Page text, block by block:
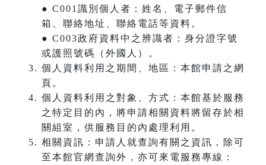
● C001識別個人者：姓名、電子郵件信
箱、聯絡地址、聯絡電話等資料。
● C003政府資料中之辨識者：身分證字號
或護照號碼（外國人）。
個人資料利用之期間、地區：本館申請之網
頁。
個人資料利用之對象、方式：本館基於服務
之特定目的內，將申請相關資料將留存於相
關組室，供服務目的內處理利用。
相關資訊：申請人就查詢有關之資訊，除可
至本館官網查詢外，亦可來電服務專線：